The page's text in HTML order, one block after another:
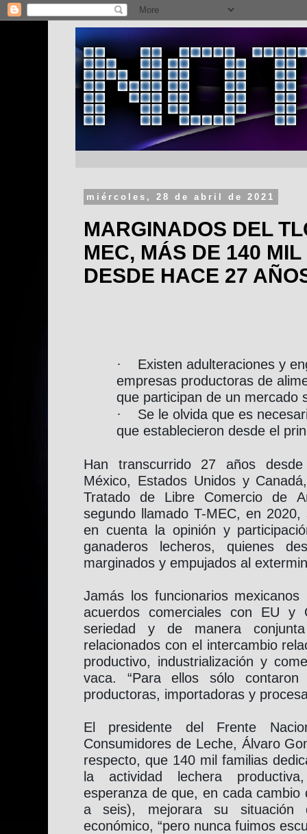
miércoles, 28 de abril de 2021
MARGINADOS DEL
MEC, MÁS DE 140
DESDE HACE 27
·
Existen adulteraciones y
empresas productoras de
que participan de un mercado
·
Se le olvida que es
que establecieron desde el
Han transcurrido 27 años
México, Estados Unidos y
Tratado de Libre Comercio de
segundo llamado T-MEC, en
en cuenta la opinión y
ganaderos lecheros, quienes
marginados y empujados al
Jamás los funcionarios
acuerdos comerciales con EU y
seriedad y de manera
relacionados con el intercambio
productivo, industrialización y
vaca. “Para ellos sólo contaron
productoras, importadoras y
El presidente del Frente
Consumidores de Leche, Álvaro
respecto, que 140 mil familias
la actividad lechera
esperanza de que, en cada cambio
a seis), mejorara su situación
económico, “pero nunca fuimos